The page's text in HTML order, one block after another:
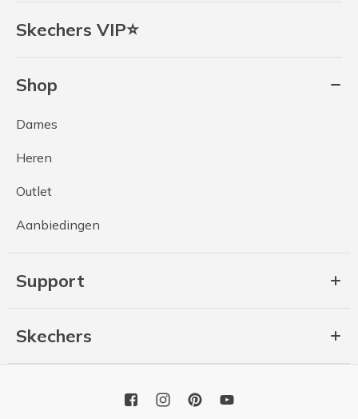
Skechers VIP⭐
Shop
Dames
Heren
Outlet
Aanbiedingen
Support
Skechers